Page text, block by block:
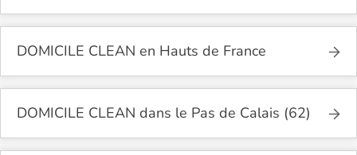
DOMICILE CLEAN en Hauts de France
DOMICILE CLEAN dans le Pas de Calais (62)